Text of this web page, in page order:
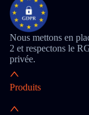
Nous mettons en
2 et respectons le
privée.
Produits